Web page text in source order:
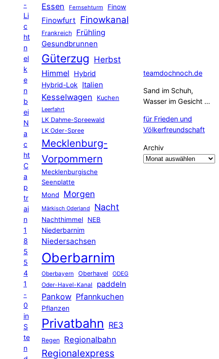
-
Li
c
ht
n
el
k
e
n
b
ei
N
a
c
ht
C
a
p
tr
ai
n
1
8
5
5
4
1
-
0
in
S
te
n
Essen Fernsehturm Finow
Finowfurt Finowkanal
Frankreich Frühling
Gesundbrunnen
Güterzug Herbst
Himmel
Hybrid
Hybrid-Lok Italien
Kesselwagen Kuchen
Leerfahrt
LK Dahme-Spreewald
LK Oder-Spree
Mecklenburg-
Vorpommern
Mecklenburgische
Seenplatte
Mond
Morgen
Märkisch Oderland Nacht
Nachthimmel
NEB
Niederbarnim
Niedersachsen
Oberbarnim
Oberbayern Oberhavel ODEG
Oder-Havel-Kanal paddeln
Pankow Pfannkuchen
Pflanzen
Privatbahn RE3
Regen Regionalbahn
Regionalexpress
teamdochnoch.de
Sand im Schuh,
Wasser im Gesicht …
für Frieden und
Völkerfreundschaft
Archiv